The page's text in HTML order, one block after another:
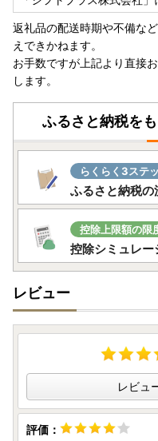
返礼品の配送時期や不備な
えできかねます。
お手数ですが上記より直接
します。
ふるさと納税を
らくらく3ステ
ふるさと納税の
控除上限額の限
控除シミュレー
レビュー
レビュ